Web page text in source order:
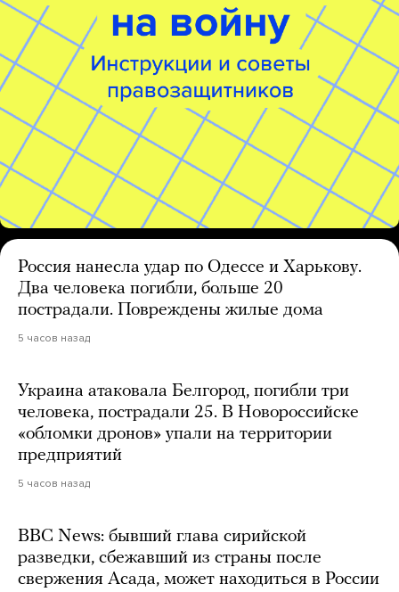
Россия нанесла удар по Одессе и Харькову.
Два человека погибли, больше 20
пострадали. Повреждены жилые дома
5 часов назад
Украина атаковала Белгород, погибли три
человека, пострадали 25. В Новороссийске
«обломки дронов» упали на территории
предприятий
5 часов назад
BBC News: бывший глава сирийской
разведки, сбежавший из страны после
свержения Асада, может находиться в России